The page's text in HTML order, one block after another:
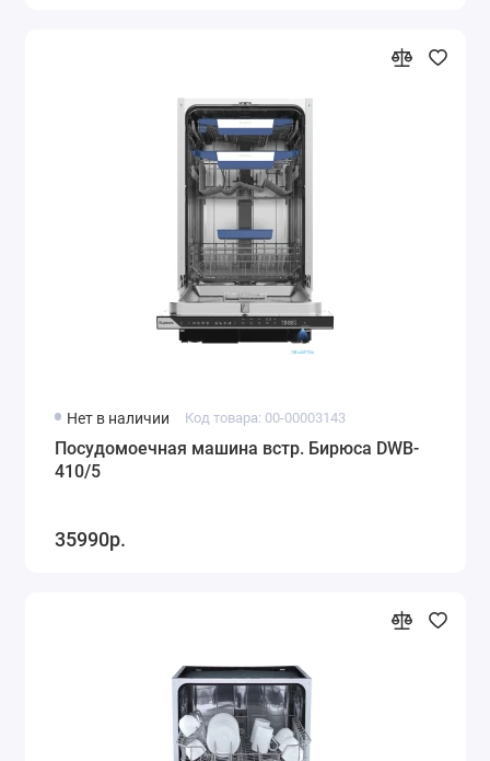
Нет в наличии Код товара: 00-00003143
Посудомоечная машина встр. Бирюса DWB-
410/5
35990р.